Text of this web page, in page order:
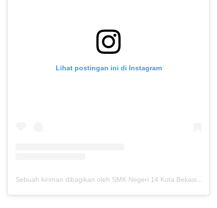
Lihat postingan ini di Instagram
Sebuah kiriman dibagikan oleh SMK Negeri 14 Kota Bekasi (@smkn14kotabekasi)